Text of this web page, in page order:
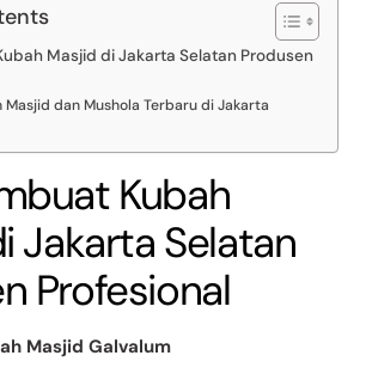
Masjid di Jakarta Selatan Produsen
Masjid dan Mushola Terbaru di Jakarta
Kubah
Jakarta Selatan
Profesional
Masjid Galvalum